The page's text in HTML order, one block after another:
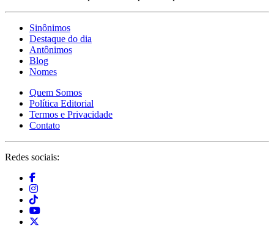
Sinônimos
Destaque do dia
Antônimos
Blog
Nomes
Quem Somos
Política Editorial
Termos e Privacidade
Contato
Redes sociais: